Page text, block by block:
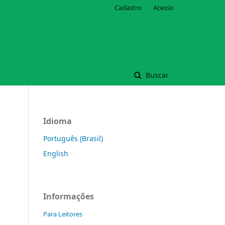
Buscar
Cadastro Acesso
Idioma
Português (Brasil)
English
Informações
Para Leitores